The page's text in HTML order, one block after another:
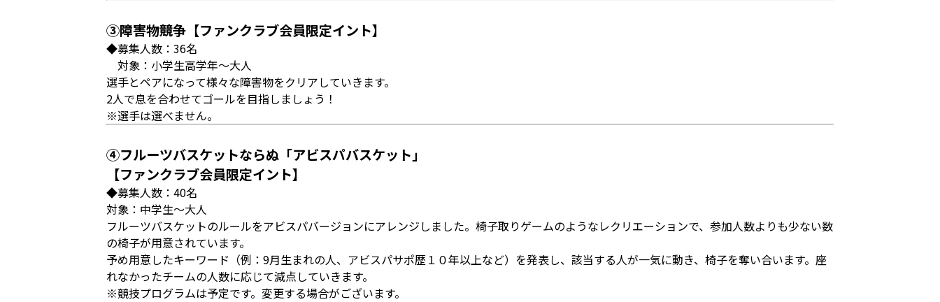
③障害物競争【ファンクラブ会員限定イント】
◆募集人数：36名
対象：小学生高学年～大人
選手とペアになって様々な障害物をクリアしていきます。
2人で息を合わせてゴールを目指しましょう！
※選手は選べません。
④フルーツバスケットならぬ「アビスパバスケット」
【ファンクラブ会員限定イント】
◆募集人数：40名
対象：中学生～大人
フルーツバスケットのルールをアビスパバージョンにアレンジしました。椅子取りゲームのようなレクリエーションで、参加人数よりも少ない数
の椅子が用意されています。
予め用意したキーワード（例：9月生まれの人、アビスパサポ歴１０年以上など）を発表し、該当する人が一気に動き、椅子を奪い合います。座
れなかったチームの人数に応じて減点していきます。
※競技プログラムは予定です。変更する場合がございます。